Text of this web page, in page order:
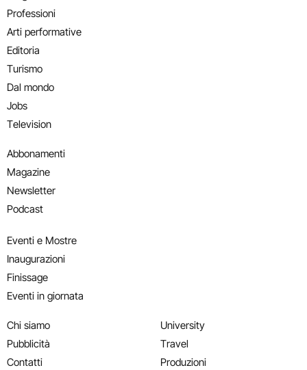
Professioni
Arti performative
Editoria
Turismo
Dal mondo
Jobs
Television
Abbonamenti
Magazine
Newsletter
Podcast
Eventi e Mostre
Inaugurazioni
Finissage
Eventi in giornata
Chi siamo
Pubblicità
Contatti
University
Travel
Produzioni